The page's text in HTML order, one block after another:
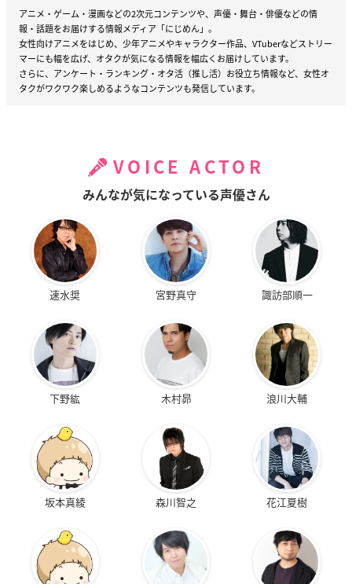
アニメ・ゲーム・漫画などの2次元コンテンツや、声優・舞台・俳優などの情
報・話題をお届けする情報メディア「にじめん」。
女性向けアニメをはじめ、少年アニメやキャラクター作品、VTuberなどストリー
マーにも幅を広げ、オタクが気になる情報を幅広くお届けしています。
さらに、アンケート・ランキング・オタ活（推し活）お役立ち情報など、女性オ
タクがワクワク楽しめるようなコンテンツも発信しています。
VOICE ACTOR
みんなが気になっている声優さん
速水奨 宮野真守 諏訪部順一
下野紘 木村昴 浪川大輔
坂本真綾 森川智之 花江夏樹